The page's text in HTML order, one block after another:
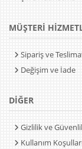
MÜŞTERİ
Sipariş ve
Değişim ve İade
DİĞER
Gizlilik ve
Kullanım